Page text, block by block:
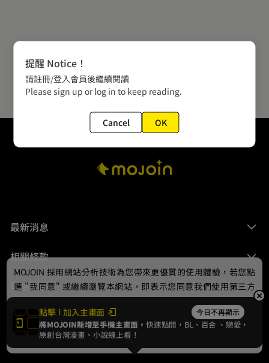
最新消息
相關條款
聯絡我們
© 2024 gamania Digital Entertainment Co., Ltd.
點擊 加入主畫面 今日不再顯示
將MOJOIN新增至手機主畫面，快速點開，BL、 百合 、戀愛，
原創台灣漫畫、小說線上看！
MOJOIN 採用網站分析技術為您帶來更優質的使用體驗，若您點
選 "我同意" 或繼續瀏覽本網站，即表示您同意我們使用第三方
Cookie，欲瞭解更多資訊請見隱私權政策。
我同意
提醒 Notice！
請註冊/登入會員後繼續閱讀
Please sign up or log in to keep reading.
Cancel OK